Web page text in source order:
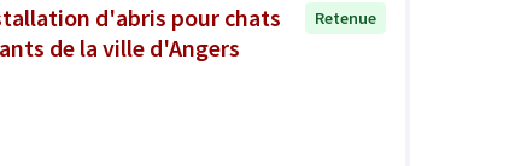
d'abris pour chats
de la ville d'Angers
Retenue